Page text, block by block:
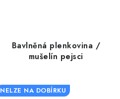
Bavlněná plenkovina /
mušelín pejsci
NELZE NA DOBÍRKU